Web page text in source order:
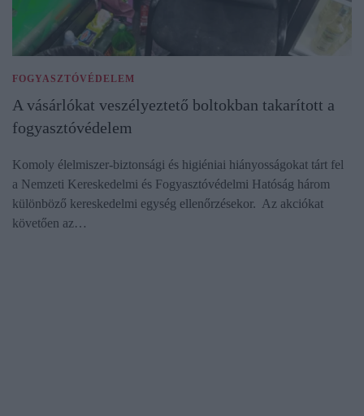
FOGYASZTÓVÉDELEM
A vásárlókat veszélyeztető boltokban takarított a
fogyasztóvédelem
Komoly élelmiszer-biztonsági és higiéniai hiányosságokat tárt fel
a Nemzeti Kereskedelmi és Fogyasztóvédelmi Hatóság három
különböző kereskedelmi egység ellenőrzésekor. Az akciókat
követően az…